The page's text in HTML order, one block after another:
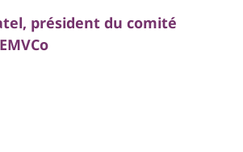
président du comité